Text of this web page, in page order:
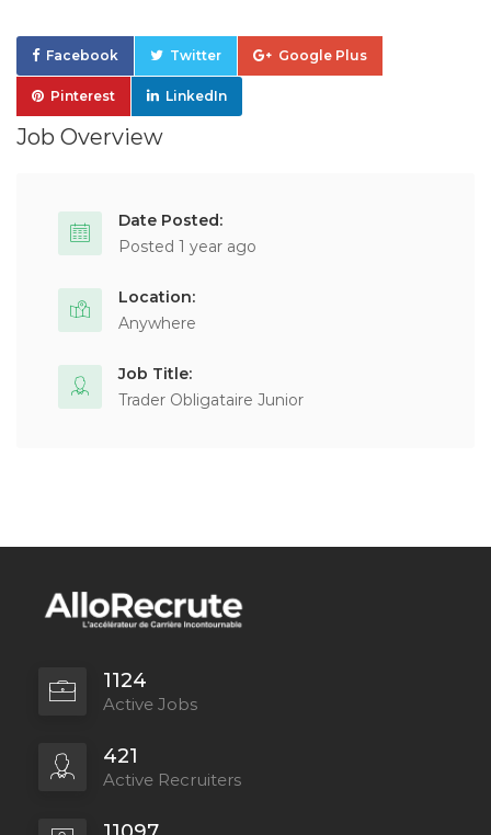
Facebook Twitter Google Plus
Pinterest LinkedIn
Job Overview
Date Posted:
Posted 1 year ago
Location:
Anywhere
Job Title:
Trader Obligataire Junior
1124
Active Jobs
421
Active Recruiters